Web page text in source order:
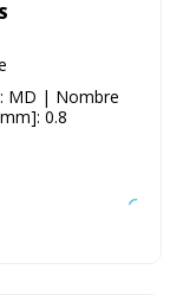
MD | Nombre
0.8